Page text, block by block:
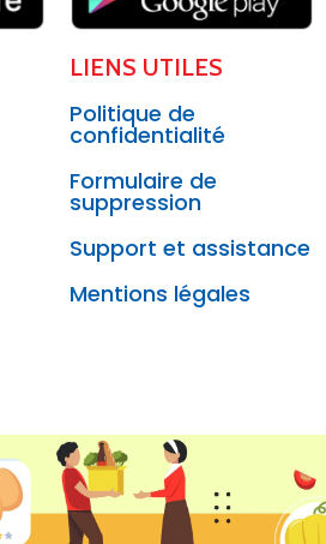
LIENS UTILES
Politique de
confidentialité
Formulaire de
suppression
Support et assistance
Mentions légales